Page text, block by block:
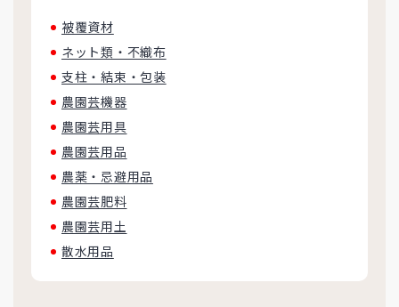
被覆資材
ネット類・不織布
支柱・結束・包装
農園芸機器
農園芸用具
農園芸用品
農薬・忌避用品
農園芸肥料
農園芸用土
散水用品